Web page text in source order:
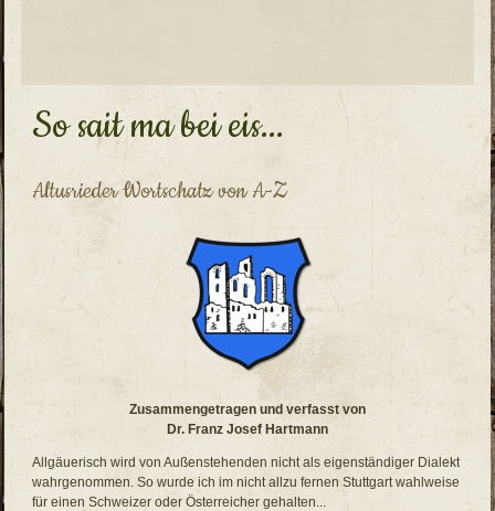
So sait ma bei eis...
Altusrieder Wortschatz von A-Z
Zusammengetragen und verfasst von
Dr. Franz Josef Hartmann
Allgäuerisch wird von Außenstehenden nicht als eigenständiger Dialekt
wahrgenommen. So wurde ich im nicht allzu fernen Stuttgart wahlweise
für einen Schweizer oder Österreicher gehalten...